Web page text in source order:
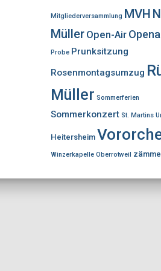
Mitgliederversammlung MVH
Müller Open-Air
Probe Prunksitzung
Rosenmontagsumzug
Müller Sommerferien
Sommerkonzert St. Martins
Heitersheim
Winzerkapelle Oberrotweil